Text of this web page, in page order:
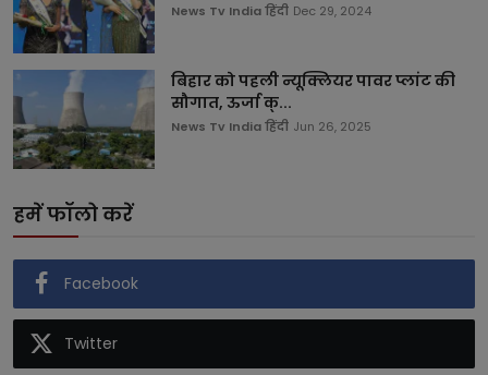
News Tv India हिंदी Dec 29, 2024
बिहार को पहली न्यूक्लियर पावर प्लांट की
सौगात, ऊर्जा क्...
News Tv India हिंदी Jun 26, 2025
हमें फॉलो करें
Facebook
Twitter